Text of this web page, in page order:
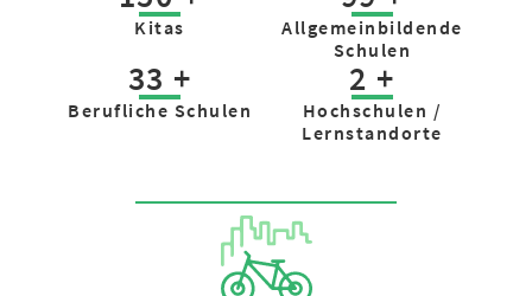
Kitas
Allgemein­bildende
Schulen
33 +
Berufliche Schulen
2 +
Hochschulen /
Lernstandorte